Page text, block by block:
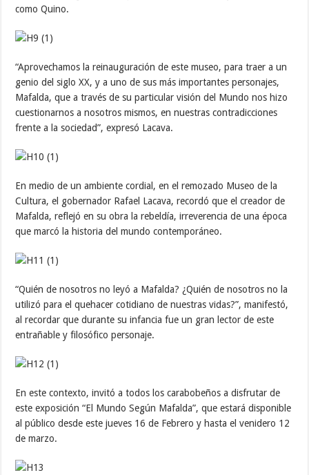
como Quino.
“Aprovechamos la reinauguración de este museo, para traer a un
genio del siglo XX, y a uno de sus más importantes personajes,
Mafalda, que a través de su particular visión del Mundo nos hizo
cuestionarnos a nosotros mismos, en nuestras contradicciones
frente a la sociedad”, expresó Lacava.
En medio de un ambiente cordial, en el remozado Museo de la
Cultura, el gobernador Rafael Lacava, recordó que el creador de
Mafalda, reflejó en su obra la rebeldía, irreverencia de una época
que marcó la historia del mundo contemporáneo.
“Quién de nosotros no leyó a Mafalda? ¿Quién de nosotros no la
utilizó para el quehacer cotidiano de nuestras vidas?”, manifestó,
al recordar que durante su infancia fue un gran lector de este
entrañable y filosófico personaje.
En este contexto, invitó a todos los carabobeños a disfrutar de
este exposición “El Mundo Según Mafalda”, que estará disponible
al público desde este jueves 16 de Febrero y hasta el venidero 12
de marzo.